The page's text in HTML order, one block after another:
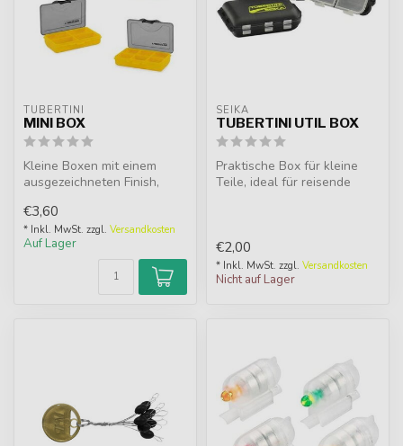
TUBERTINI
MINI BOX
Kleine Boxen mit einem
ausgezeichneten Finish,
oder klei...
€3,60
* Inkl. MwSt. zzgl. Versandkosten
Auf Lager
SEIKA
TUBERTINI UTIL BOX
Praktische Box für kleine
Teile, ideal für reisende
€2,00
* Inkl. MwSt. zzgl. Versandkosten
Nicht auf Lager